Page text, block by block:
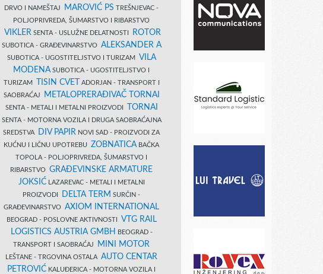
DRVO I NAMEŠTAJ
MAROVIĆ PS TREŠNJEVAC -
POLJOPRIVREDA, ŠUMARSTVO I RIBARSTVO
VIKLER SENTA - USLUŽNE DELATNOSTI ROTOR
SUBOTICA - GRAĐEVINARSTVO ALEKSANDER A
SUBOTICA - UGOSTITELJSTVO I TURIZAM VILA
MODENA SUBOTICA - UGOSTITELJSTVO I
TURIZAM
TISIN CVET
ADORJAN - TRANSPORT I
SAOBRAĆAJ
METALOPRERAĐIVAČ TORNAI
SENTA - METALI I METALNI PROIZVODI TORNAI
SENTA - MOTORNA VOZILA I DRUGA SAOBRAĆAJNA
SREDSTVA
DIV PAPIR NOVI SAD - PROIZVODI ZA
KUĆNU I LIČNU UPOTREBU ZOBNATICA BAČKA
TOPOLA - POLJOPRIVREDA, ŠUMARSTVO I
RIBARSTVO GRAĐEVINSKE ARMATURE
JOKSIĆLAZAREVAC - METALI I METALNI
PROIZVODI
DELTA TERM SURČIN -
GRAĐEVINARSTVO AXIOM INTERNATIONAL
BEOGRAD - POSLOVNE AKTIVNOSTI VTG RAIL
LOGISTICS AUSTRIA GMBH
BEOGRAD -
TRANSPORT I SAOBRAĆAJ
MINI MOTOR
LEŠTANE - TRGOVINA OSTALA AUTO CENTAR
PETROVIĆ KALUĐERICA - MOTORNA VOZILA I